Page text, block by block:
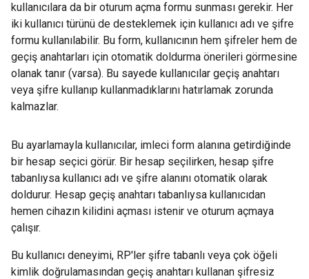
kullanıcılara da bir oturum açma formu sunması gerekir. Her
iki kullanıcı türünü de desteklemek için kullanıcı adı ve şifre
formu kullanılabilir. Bu form, kullanıcının hem şifreler hem de
geçiş anahtarları için otomatik doldurma önerileri görmesine
olanak tanır (varsa). Bu sayede kullanıcılar geçiş anahtarı
veya şifre kullanıp kullanmadıklarını hatırlamak zorunda
kalmazlar.
Bu ayarlamayla kullanıcılar, imleci form alanına getirdiğinde
bir hesap seçici görür. Bir hesap seçilirken, hesap şifre
tabanlıysa kullanıcı adı ve şifre alanını otomatik olarak
doldurur. Hesap geçiş anahtarı tabanlıysa kullanıcıdan
hemen cihazın kilidini açması istenir ve oturum açmaya
çalışır.
Bu kullanıcı deneyimi, RP'ler şifre tabanlı veya çok öğeli
kimlik doğrulamasından geçiş anahtarı kullanan şifresiz